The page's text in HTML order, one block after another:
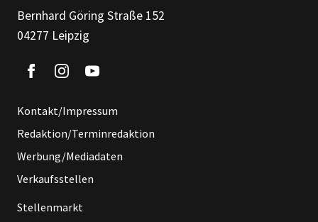
Bernhard Göring Straße 152
04277 Leipzig
Kontakt/Impressum
Redaktion/Terminredaktion
Werbung/Mediadaten
Verkaufsstellen
Stellenmarkt